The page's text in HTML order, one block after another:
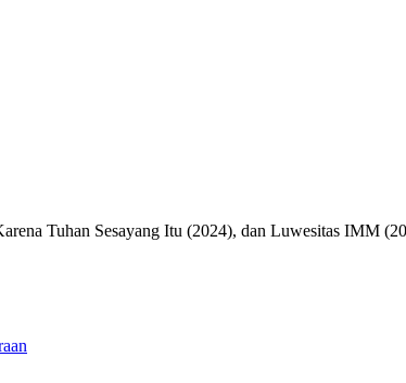
Tuhan Sesayang Itu (2024), dan Luwesitas IMM